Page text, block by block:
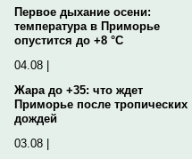
Первое дыхание осени:
температура в Приморье
опустится до +8 °C
04.08 |
Жара до +35: что ждет
Приморье после тропических
дождей
03.08 |